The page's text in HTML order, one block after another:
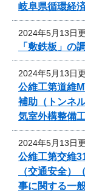
岐阜県循環経
2024年5月13日
「敷鉄板」の
2024年5月13日
公維工第道維
補助（トンネ
気室外構整備
2024年5月13日
公維工第交維
（交通安全
事に関する一